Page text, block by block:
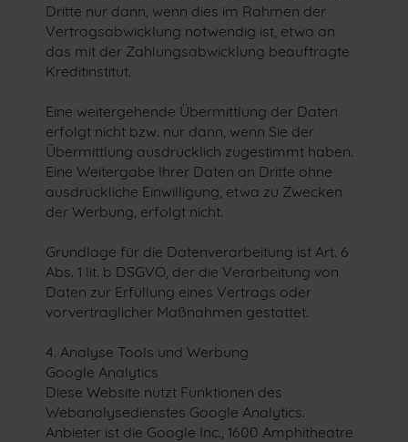
Dritte nur dann, wenn dies im Rahmen der
Vertragsabwicklung notwendig ist, etwa an
das mit der Zahlungsabwicklung beauftragte
Kreditinstitut.
Eine weitergehende Übermittlung der Daten
erfolgt nicht bzw. nur dann, wenn Sie der
Übermittlung ausdrücklich zugestimmt haben.
Eine Weitergabe Ihrer Daten an Dritte ohne
ausdrückliche Einwilligung, etwa zu Zwecken
der Werbung, erfolgt nicht.
Grundlage für die Datenverarbeitung ist Art. 6
Abs. 1 lit. b DSGVO, der die Verarbeitung von
Daten zur Erfüllung eines Vertrags oder
vorvertraglicher Maßnahmen gestattet.
4. Analyse Tools und Werbung
Google Analytics
Diese Website nutzt Funktionen des
Webanalysedienstes Google Analytics.
Anbieter ist die Google Inc., 1600 Amphitheatre